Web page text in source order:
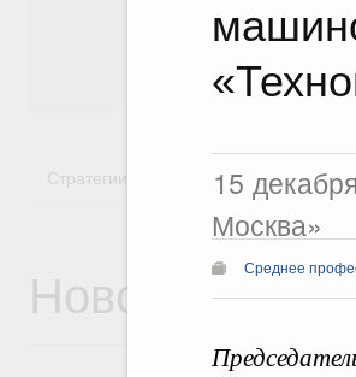
15
Москва»
Среднее
Стратегии Государственные
Новости